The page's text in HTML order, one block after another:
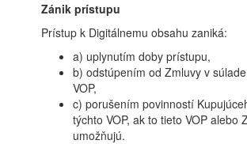
Zánik prístupu
Prístup k Digitálnemu obsahu zaniká:
a) uplynutím doby prístupu,
b) odstúpením od Zmluvy v
VOP,
c) porušením povinností
týchto VOP, ak to tieto VOP alebo
umožňujú.